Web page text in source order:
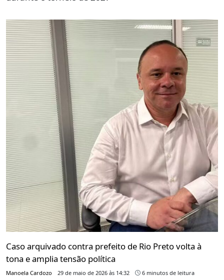
Caso arquivado contra prefeito de Rio Preto volta à
tona e amplia tensão política
Manoela Cardozo 29 de maio de 2026 às 14:32 6 minutos de leitura